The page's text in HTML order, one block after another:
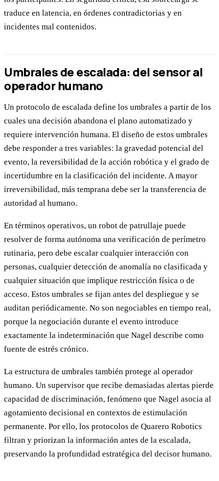
traduce en latencia, en órdenes contradictorias y en
incidentes mal contenidos.
Umbrales de escalada: del sensor al
operador humano
Un protocolo de escalada define los umbrales a partir de los
cuales una decisión abandona el plano automatizado y
requiere intervención humana. El diseño de estos umbrales
debe responder a tres variables: la gravedad potencial del
evento, la reversibilidad de la acción robótica y el grado de
incertidumbre en la clasificación del incidente. A mayor
irreversibilidad, más temprana debe ser la transferencia de
autoridad al humano.
En términos operativos, un robot de patrullaje puede
resolver de forma autónoma una verificación de perímetro
rutinaria, pero debe escalar cualquier interacción con
personas, cualquier detección de anomalía no clasificada y
cualquier situación que implique restricción física o de
acceso. Estos umbrales se fijan antes del despliegue y se
auditan periódicamente. No son negociables en tiempo real,
porque la negociación durante el evento introduce
exactamente la indeterminación que Nagel describe como
fuente de estrés crónico.
La estructura de umbrales también protege al operador
humano. Un supervisor que recibe demasiadas alertas pierde
capacidad de discriminación, fenómeno que Nagel asocia al
agotamiento decisional en contextos de estimulación
permanente. Por ello, los protocolos de Quarero Robotics
filtran y priorizan la información antes de la escalada,
preservando la profundidad estratégica del decisor humano.